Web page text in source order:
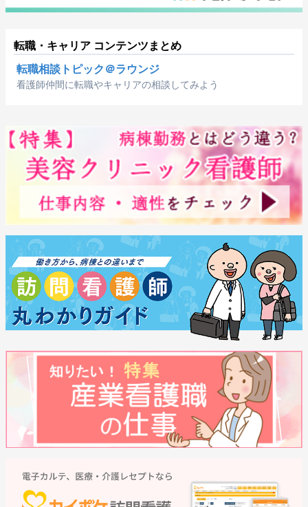
転職・キャリア コンテンツまとめ
転職相談トピック＠ラウンジ
看護師仲間に転職やキャリアの相談してみよう